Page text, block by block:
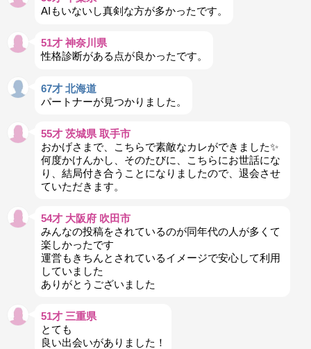
AIもいないし真剣な方が多かったです。
51才 神奈川県
性格診断がある点が良かったです。
67才 北海道
パートナーが見つかりました。
55才 茨城県 取手市
おかげさまで、こちらで素敵なカレができました✨
何度かけんかし、そのたびに、こちらにお世話にな
り、結局付き合うことになりましたので、退会させ
ていただきます。
54才 大阪府 吹田市
みんなの投稿をされているのが同年代の人が多くて
楽しかったです
運営もきちんとされているイメージで安心して利用
していました
ありがとうございました
51才 三重県
とても
良い出会いがありました！